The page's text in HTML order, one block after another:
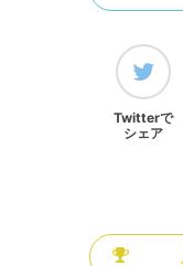
Twitterで
シェア